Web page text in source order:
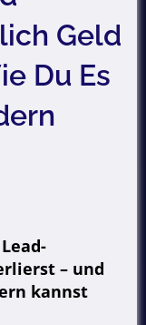
Geld
Du Es
– und
kannst